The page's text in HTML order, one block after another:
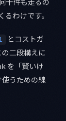
わけです。
とコストガ
二段構えに
を「賢いけ
うための線